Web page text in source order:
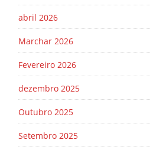
abril 2026
Marchar 2026
Fevereiro 2026
dezembro 2025
Outubro 2025
Setembro 2025